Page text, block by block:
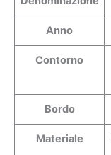
Anno
Contorno
Bordo
Materiale